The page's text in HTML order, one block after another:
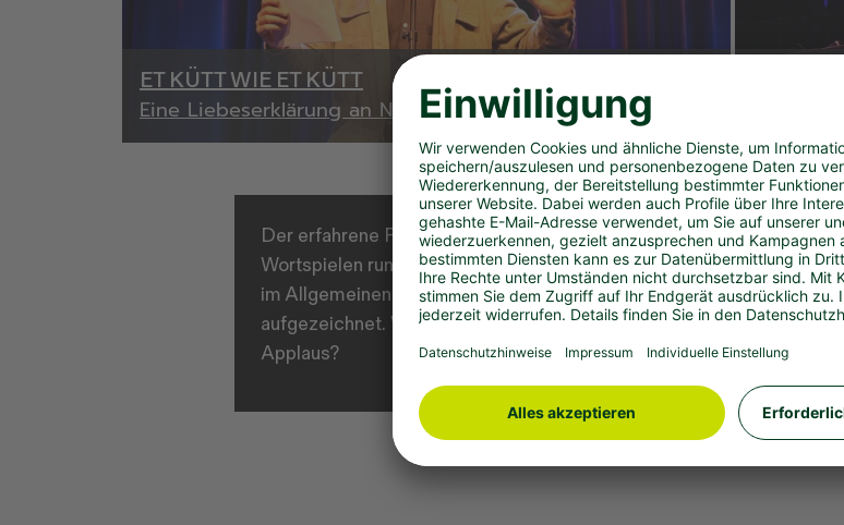
ET KÜTT WIE ET KÜTT
Eine Liebeserklärung an NRW
Der erfahrene Poetry-Slammer Flo Stein aus Essen versucht sein
Wortspielen rund um WestLotto. Seine poetischen Geschichten
im Allgemeinen oder vom Lottospielen. Die Videos wurden
aufgezeichnet. Wenn das hier ein echter Poetry-Slam wäre, also
Applaus?